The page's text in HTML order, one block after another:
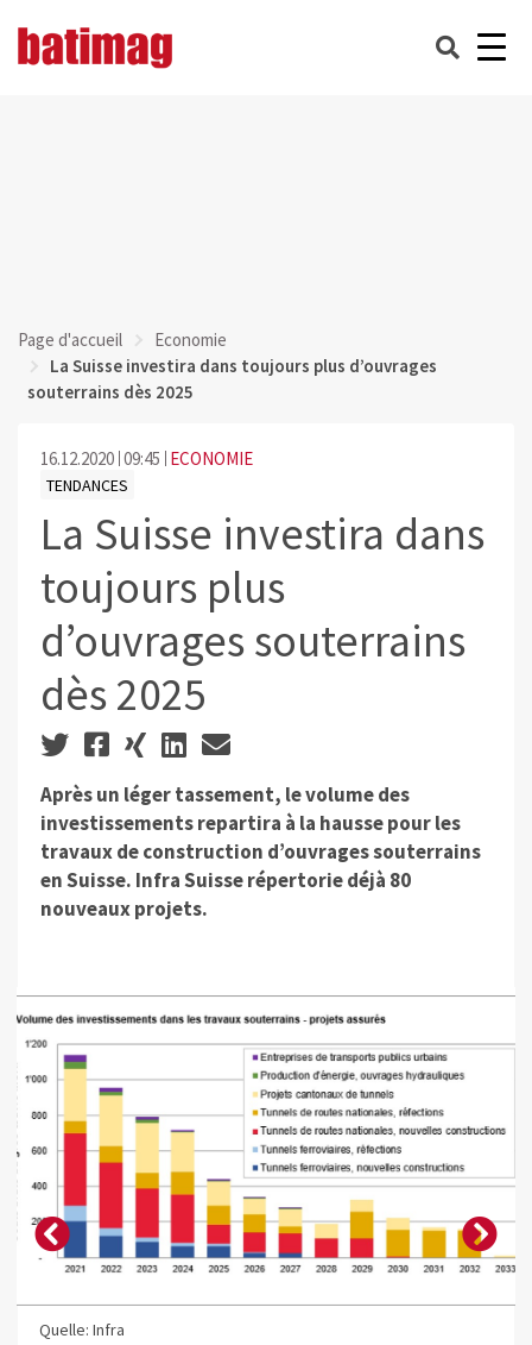
Page d'accueil
Economie
La Suisse investira dans toujours plus d’ouvrages
souterrains dès 2025
16.12.2020 09:45 ECONOMIE
TENDANCES
La Suisse investira dans
toujours plus
d’ouvrages souterrains
dès 2025
Après un léger tassement, le volume des
investissements repartira à la hausse pour les
travaux de construction d’ouvrages souterrains
en Suisse. Infra Suisse répertorie déjà 80
nouveaux projets.
Quelle: Infra